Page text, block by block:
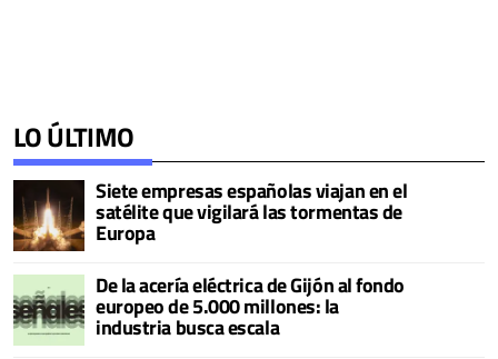
LO ÚLTIMO
Siete empresas españolas viajan en el
satélite que vigilará las tormentas de
Europa
De la acería eléctrica de Gijón al fondo
europeo de 5.000 millones: la
industria busca escala